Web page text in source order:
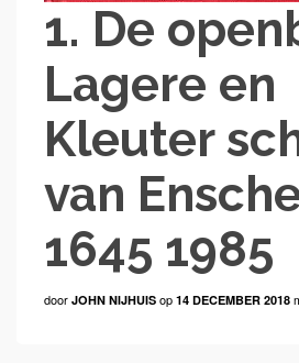
1. De
Lagere en
Kleuter
van
1645 1985
door JOHN NIJHUIS op 14 DECEMBER 2018